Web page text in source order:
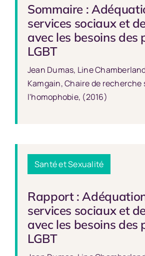
Sommaire :
services sociaux et
avec les besoins des
LGBT
Jean Dumas, Line
Kamgain, Chaire de recherche
l'homophobie, (2016)
Santé et Sexualité
Rapport :
services sociaux et
avec les besoins des
LGBT